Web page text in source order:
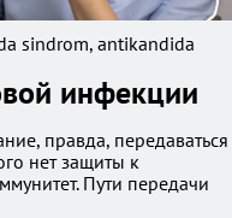
sindrom, antikandida
инфекции
правда, передаваться
нет защиты к
Пути передачи